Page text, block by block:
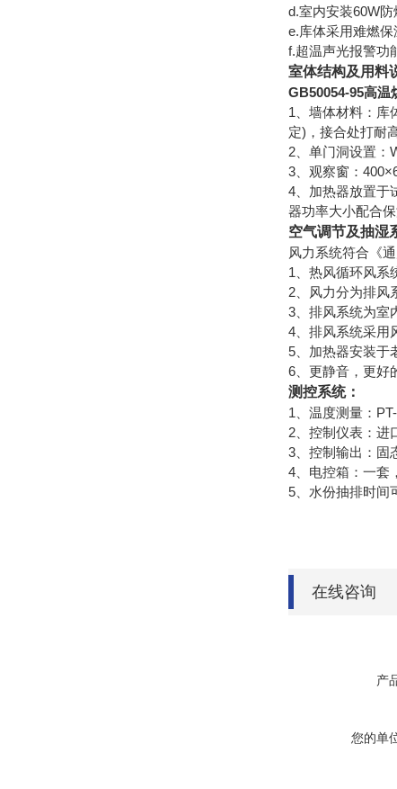
d.室内安装60W防
e.库体采用难燃保
f.超温声光报警功
室体结构及用料
GB50054-95高温
1、墙体材料：库
定)，接合处打耐
2、单门洞设置：
3、观察窗：
4、加热器放置于
器功率大小配合
空气调节及抽湿
风力系统符合《
1、热风循环风系
2、风力分为排风
3、排风系统为室
4、排风系统采用
5、加热器安装于
6、更静音，更好
测控系统：
1、温度测量：PT-
2、控制仪表：进
3、控制输出：固
4、电控箱：一套
5、水份抽排时间
在线咨询
产
您的单